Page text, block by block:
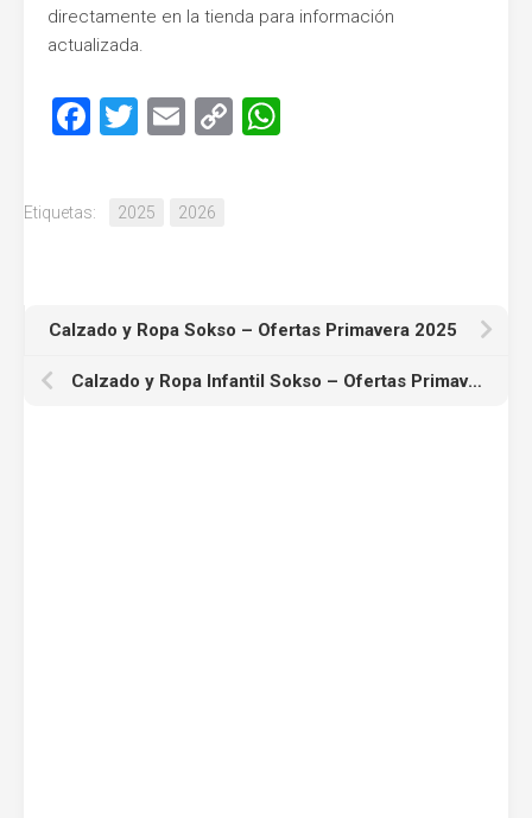
directamente en la tienda para información
actualizada.
Facebook
Twitter
Email
Copy
Etiquetas: 2025 2026
Calzado y Ropa Sokso – Ofertas Primavera 2025
Calzado y Ropa Infantil Sokso – Ofertas Primavera 2025